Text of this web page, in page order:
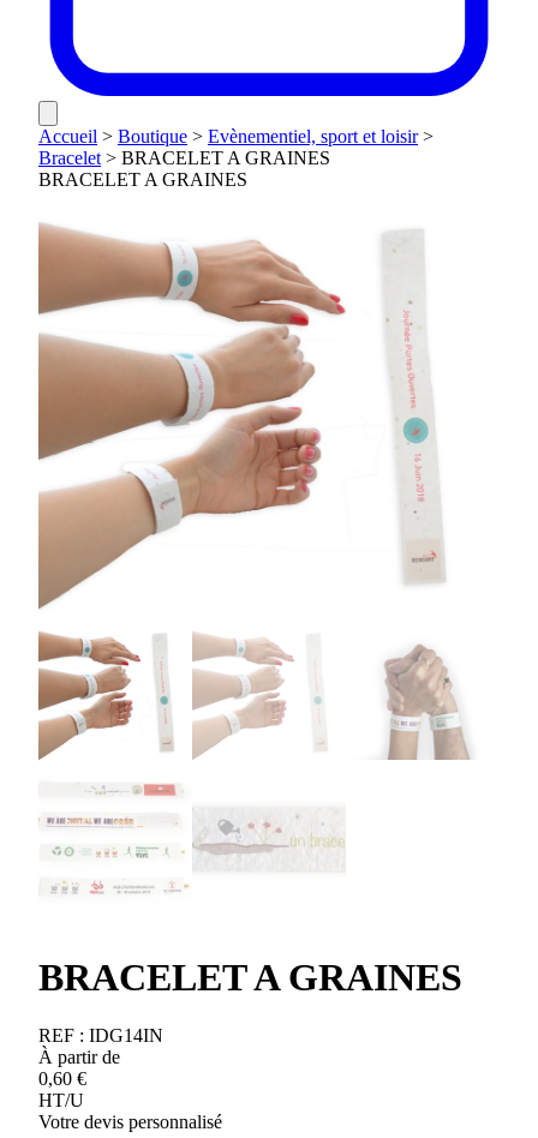
Accueil > Boutique > Evènementiel, sport et loisir>
Bracelet> BRACELET A GRAINES
BRACELET A GRAINES
BRACELET A GRAINES
REF : IDG14IN
À partir de
0,60 €
HT/U
Votre devis personnalisé